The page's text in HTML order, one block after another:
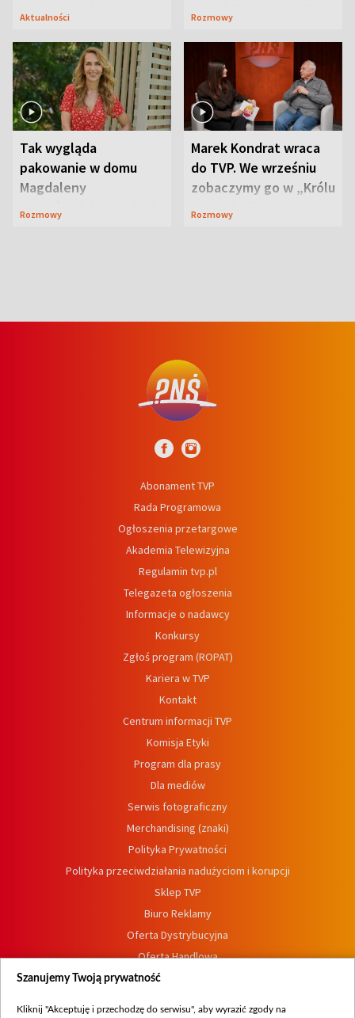
wypoczynek
Aktualności
Zdradził, co zmienił
Rozmowy
Tak wygląda
pakowanie w domu
Magdaleny
Waligórskiej-Lisieckiej.
Rozmowy
Marek Kondrat wraca
do TVP. We wrześniu
zobaczymy go w „Królu
Maciusiu I”
Rozmowy
Abonament TVP
Rada Programowa
Ogłoszenia przetargowe
Akademia Telewizyjna
Regulamin tvp.pl
Telegazeta ogłoszenia
Informacje o nadawcy
Konkursy
Zgłoś program (ROPAT)
Kariera w TVP
Kontakt
Centrum informacji TVP
Komisja Etyki
Program dla prasy
Dla mediów
Serwis fotograficzny
Merchandising (znaki)
Polityka Prywatności
Polityka przeciwdziałania nadużyciom i korupcji
Sklep TVP
Biuro Reklamy
Oferta Dystrybucyjna
Oferta Handlowa
Dostępność
Szanujemy Twoją prywatność
Kliknij "Akceptuję i przechodzę do serwisu", aby wyrazić zgody na